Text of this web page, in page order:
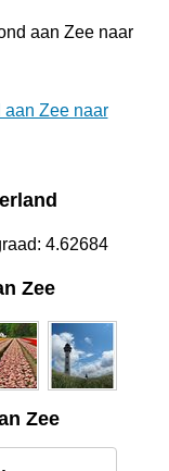
aan Zee naar
aan Zee naar
4.62684
Zee
Zee